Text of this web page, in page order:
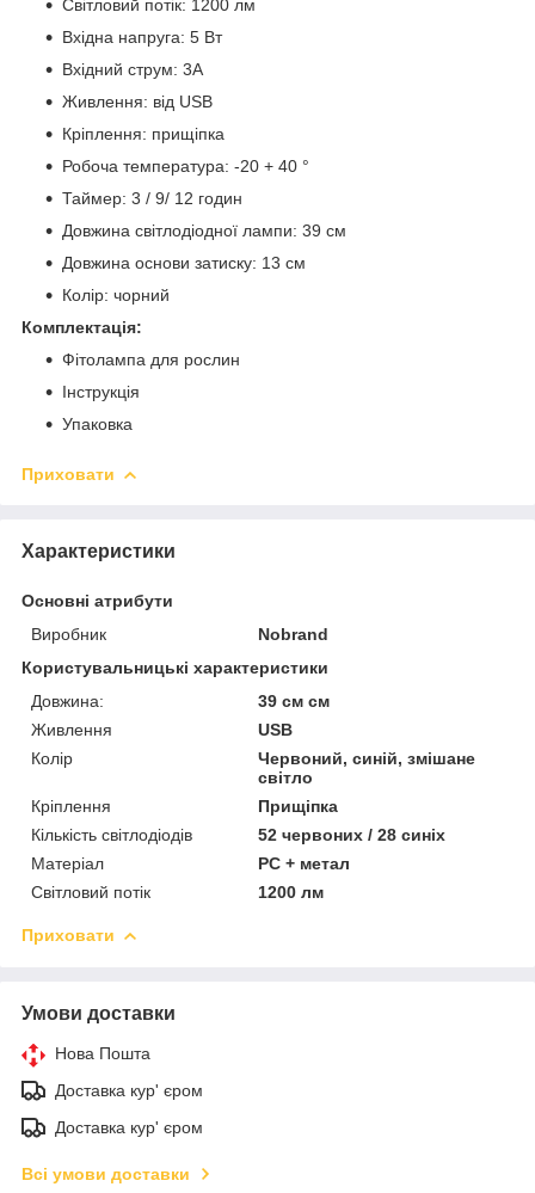
Світловий потік: 1200 лм
Вхідна напруга: 5 Вт
Вхідний струм: 3А
Живлення: від USB
Кріплення: прищіпка
Робоча температура: -20 + 40 °
Таймер: 3 / 9/ 12 годин
Довжина світлодіодної лампи: 39 см
Довжина основи затиску: 13 см
Колір: чорний
Комплектація:
Фітолампа для рослин
Інструкція
Упаковка
Приховати
Характеристики
Основні атрибути
Виробник
Nobrand
Користувальницькі характеристики
Довжина:
39 см см
Живлення
USB
Колір
Червоний, синій, змішане
світло
Кріплення
Прищіпка
Кількість світлодіодів
52 червоних / 28 синіх
Матеріал
PC + метал
Світловий потік
1200 лм
Приховати
Умови доставки
Нова Пошта
Доставка кур' єром
Доставка кур' єром
Всі умови доставки